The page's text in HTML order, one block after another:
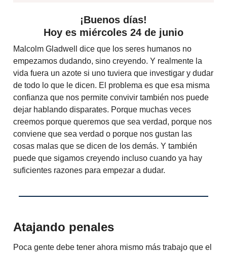
¡Buenos días!
Hoy es miércoles 24 de junio
Malcolm Gladwell dice que los seres humanos no
empezamos dudando, sino creyendo. Y realmente la
vida fuera un azote si uno tuviera que investigar y dudar
de todo lo que le dicen. El problema es que esa misma
confianza que nos permite convivir también nos puede
dejar hablando disparates. Porque muchas veces
creemos porque queremos que sea verdad, porque nos
conviene que sea verdad o porque nos gustan las
cosas malas que se dicen de los demás. Y también
puede que sigamos creyendo incluso cuando ya hay
suficientes razones para empezar a dudar.
Atajando penales
Poca gente debe tener ahora mismo más trabajo que el